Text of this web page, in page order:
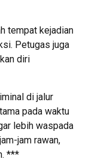
tempat kejadian
Petugas juga
diri
di jalur
pada waktu
lebih waspada
jam rawan,
***